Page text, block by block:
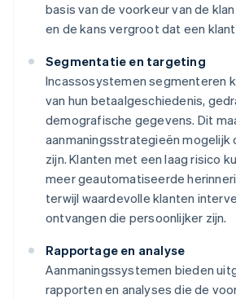
basis van de voorkeur van de
en de kans vergroot dat een
Segmentatie en targeting
Incassosystemen segmenteren
van hun betaalgeschiedenis,
demografische gegevens. Dit
aanmaningsstrategieën
zijn. Klanten met een laag risico
meer geautomatiseerde
terwijl waardevolle klanten
ontvangen die persoonlijker zijn.
Rapportage en analyse
Aanmaningssystemen bieden
rapporten en analyses die de